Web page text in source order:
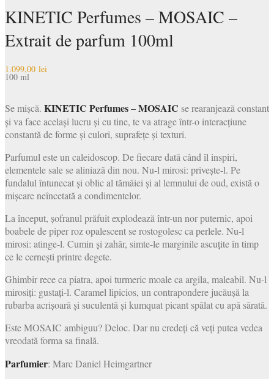
KINETIC Perfumes – MOSAIC –
Extrait de parfum 100ml
1.099,00 lei
100 ml
Se mișcă. KINETIC Perfumes – MOSAIC se rearanjează constant
și va face același lucru și cu tine, te va atrage într-o interacțiune
constantă de forme și culori, suprafețe și texturi.
Parfumul este un caleidoscop. De fiecare dată când îl inspiri,
elementele sale se aliniază din nou. Nu-l mirosi: privește-l. Pe
fundalul întunecat și oblic al tămâiei și al lemnului de oud, există o
mișcare neîncetată a condimentelor.
La început, șofranul prăfuit explodează într-un nor puternic, apoi
boabele de piper roz opalescent se rostogolesc ca perlele. Nu-l
mirosi: atinge-l. Cumin și zahăr, simte-le marginile ascuțite în timp
ce le cernești printre degete.
Ghimbir rece ca piatra, apoi turmeric moale ca argila, maleabil. Nu-l
mirosiți: gustați-l. Caramel lipicios, un contrapondere jucăușă la
rubarba acrișoară și suculentă și kumquat picant spălat cu apă sărată.
Este MOSAIC ambiguu? Deloc. Dar nu credeți că veți putea vedea
vreodată forma sa finală.
Parfumier: Marc Daniel Heimgartner